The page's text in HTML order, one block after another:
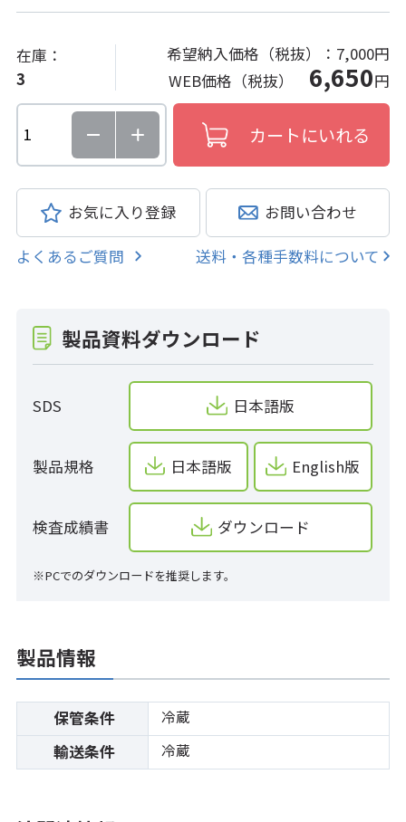
在庫：
3
希望納入価格（税抜）： 7,000円
WEB価格（税抜） 6,650円
お気に入り登録 お問い合わせ
よくあるご質問 送料・各種手数料について
製品資料ダウンロード
SDS 日本語版
製品規格 日本語版 English版
検査成績書 ダウンロード
※PCでのダウンロードを推奨します。
製品情報
保管条件 冷蔵
輸送条件 冷蔵